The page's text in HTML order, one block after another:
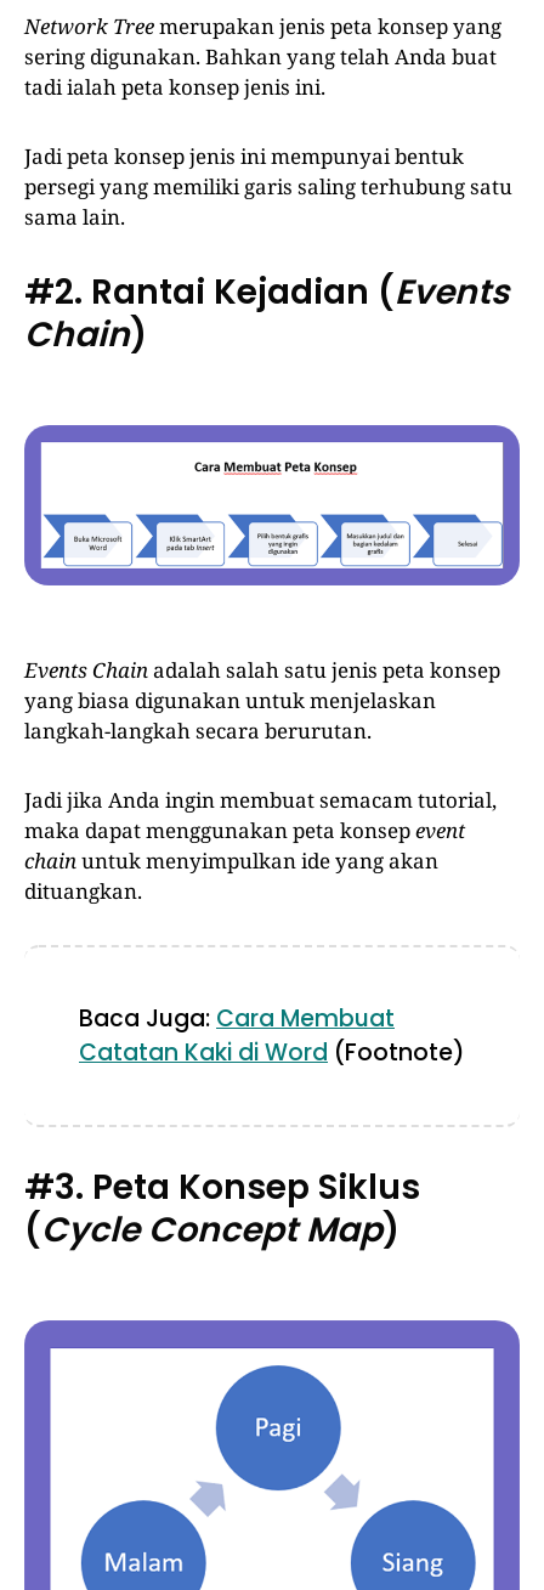
Network Treemerupakan jenis peta konsep yang
sering digunakan. Bahkan yang telah Anda buat
tadi ialah peta konsep jenis ini.
Jadi peta konsep jenis ini mempunyai bentuk
persegi yang memiliki garis saling terhubung satu
sama lain.
#2. Rantai Kejadian (Events
Chain)
Events Chainadalah salah satu jenis peta konsep
yang biasa digunakan untuk menjelaskan
langkah-langkah secara berurutan.
Jadi jika Anda ingin membuat semacam tutorial,
maka dapat menggunakan peta konsepevent
chainuntuk menyimpulkan ide yang akan
dituangkan.
Baca Juga:Cara Membuat
Catatan Kaki di Word (Footnote)
#3. Peta Konsep Siklus
(Cycle Concept Map)